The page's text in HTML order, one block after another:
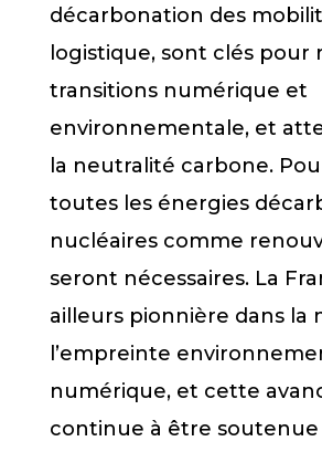
décarbonation des
logistique, sont clés pour
transitions numérique et
environnementale, et
la neutralité carbone.
toutes les énergies
nucléaires comme
seront nécessaires. La
ailleurs pionnière dans la
l’empreinte
numérique, et cette
continue à être soutenue